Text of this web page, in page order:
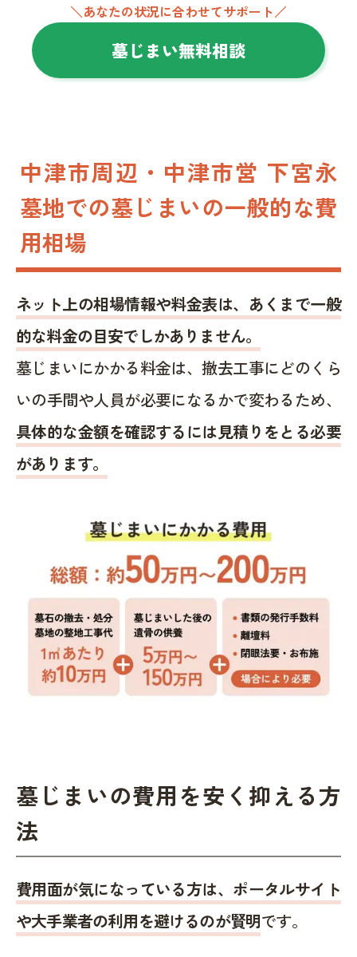
＼あなたの状況に合わせてサポート／
墓じまい無料相談
中津市周辺・中津市営 下宮永
墓地での墓じまいの一般的な費
用相場
ネット上の相場情報や料金表は、あくまで一般
的な料金の目安でしかありません。
墓じまいにかかる料金は、撤去工事にどのくら
いの手間や人員が必要になるかで変わるため、
具体的な金額を確認するには見積りをとる必要
があります。
墓じまいの費用を安く抑える方
法
費用面が気になっている方は、ポータルサイト
や大手業者の利用を避けるのが賢明です。